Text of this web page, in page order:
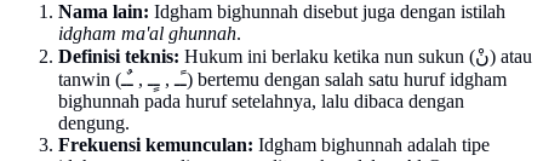
Nama lain: Idgham bighunnah disebut juga dengan istilah
idgham ma'al ghunnah.
Definisi teknis: Hukum ini berlaku ketika nun sukun (نْ) atau
tanwin (ـًـ , ـٍـ , ـٌـ) bertemu dengan salah satu huruf idgham
bighunnah pada huruf setelahnya, lalu dibaca dengan
dengung.
Frekuensi kemunculan: Idgham bighunnah adalah tipe